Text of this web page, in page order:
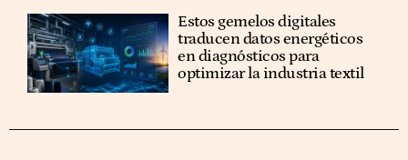
Estos gemelos digitales
traducen datos energéticos
en diagnósticos para
optimizar la industria textil